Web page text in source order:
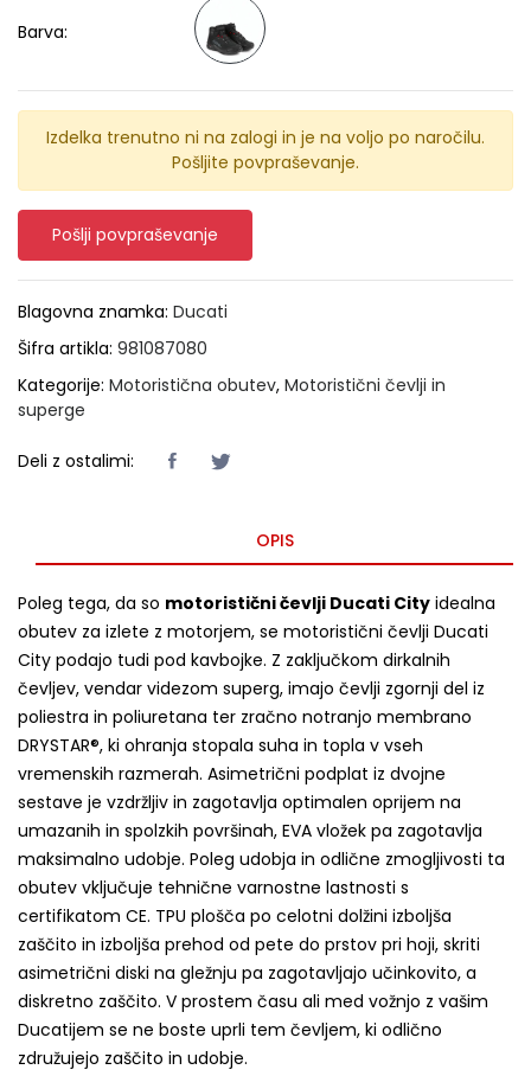
Barva:
Izdelka trenutno ni na zalogi in je na voljo po naročilu.
Pošljite povpraševanje.
Pošlji povpraševanje
Blagovna znamka: Ducati
Šifra artikla: 981087080
Kategorije: Motoristična obutev, Motoristični čevlji in
superge
Deli z ostalimi:
OPIS
Poleg tega, da so motoristični čevlji Ducati City idealna
obutev za izlete z motorjem, se motoristični čevlji Ducati
City podajo tudi pod kavbojke. Z zaključkom dirkalnih
čevljev, vendar videzom superg, imajo čevlji zgornji del iz
poliestra in poliuretana ter zračno notranjo membrano
DRYSTAR®, ki ohranja stopala suha in topla v vseh
vremenskih razmerah. Asimetrični podplat iz dvojne
sestave je vzdržljiv in zagotavlja optimalen oprijem na
umazanih in spolzkih površinah, EVA vložek pa zagotavlja
maksimalno udobje. Poleg udobja in odlične zmogljivosti ta
obutev vključuje tehnične varnostne lastnosti s
certifikatom CE. TPU plošča po celotni dolžini izboljša
zaščito in izboljša prehod od pete do prstov pri hoji, skriti
asimetrični diski na gležnju pa zagotavljajo učinkovito, a
diskretno zaščito. V prostem času ali med vožnjo z vašim
Ducatijem se ne boste uprli tem čevljem, ki odlično
združujejo zaščito in udobje.